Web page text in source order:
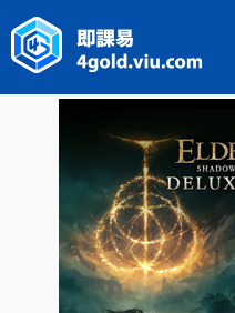
艾爾登法環 黃金樹